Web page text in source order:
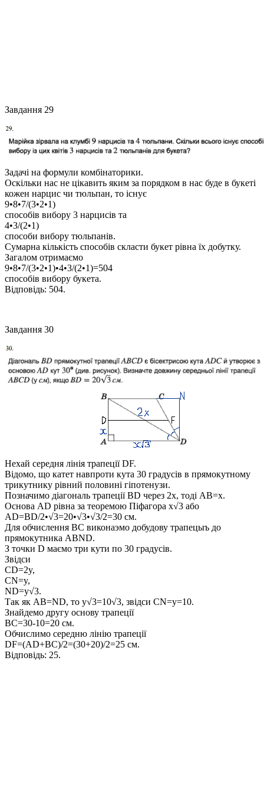
Завдання 29
Задачі на формули комбінаторики.
Оскільки нас не цікавить яким за порядком в нас буде в букеті
кожен нарцис чи тюльпан, то існує
9•8•7/(3•2•1)
способів вибору 3 нарцисів та
4•3/(2•1)
способи вибору тюльпанів.
Сумарна кількість способів скласти букет рівна їх добутку.
Загалом отримаємо
9•8•7/(3•2•1)•4•3/(2•1)=504
способів вибору букета.
Відповідь: 504.
Завдання 30
Нехай середня лінія трапеціїDF.
Відомо, що катет навпроти кута 30 градусів в прямокутному
трикутнику рівний половині гіпотенузи.
Позначимо діагональ трапеціїBD через 2x, тоді AB=x.
Основа AD рівна за теоремою Піфагора x√3 або
AD=BD/2•√3=20•√3•√3/2=30 см.
Для обчислення BC виконаэмо добудову трапецыъ до
прямокутника ABND.
З точки D маємо три кути по 30 градусів.
Звідси
СD=2y,
CN=y,
ND=y√3.
Так як AB=ND, то y√3=10√3, звідси CN=y=10.
Знайдемо другу основу трапеції
BC=30-10=20 см.
Обчислимо середню лінію трапеції
DF=(AD+BC)/2=(30+20)/2=25 см.
Відповідь: 25.